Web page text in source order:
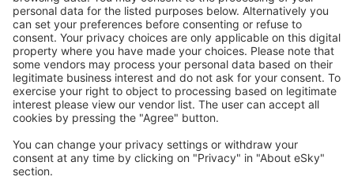
Mehr sparen
Attraktive Preise und Spezialangebote für eingeloggte
Benutzer.
Unterkünfte, die Sie mögen
Wählen Sie aus über 1,3 Millionen Unterkünften: Hotels,